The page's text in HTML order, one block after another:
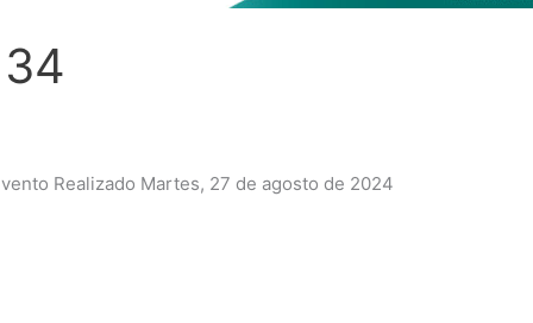
Realizado Martes, 27 de agosto de 2024